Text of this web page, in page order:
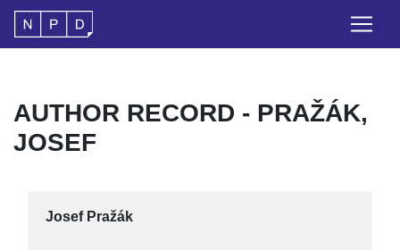
AUTHOR RECORD - PRAŽÁK,
JOSEF
Josef Pražák